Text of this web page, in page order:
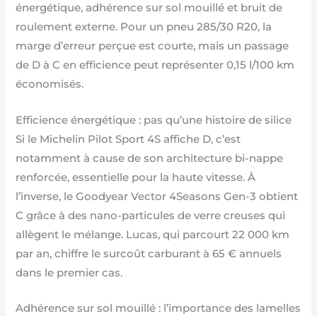
énergétique, adhérence sur sol mouillé et bruit de
roulement externe. Pour un pneu 285/30 R20, la
marge d’erreur perçue est courte, mais un passage
de D à C en efficience peut représenter 0,15 l/100 km
économisés.
Efficience énergétique : pas qu’une histoire de silice
Si le Michelin Pilot Sport 4S affiche D, c’est
notamment à cause de son architecture bi-nappe
renforcée, essentielle pour la haute vitesse. À
l’inverse, le Goodyear Vector 4Seasons Gen-3 obtient
C grâce à des nano-particules de verre creuses qui
allègent le mélange. Lucas, qui parcourt 22 000 km
par an, chiffre le surcoût carburant à 65 € annuels
dans le premier cas.
Adhérence sur sol mouillé : l’importance des lamelles